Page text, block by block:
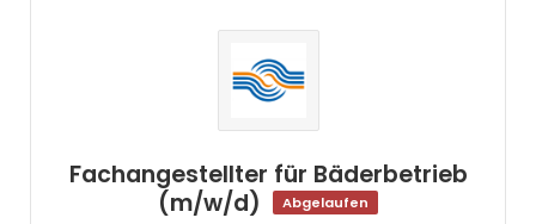
Fachangestellter für Bäderbetrieb
(m/w/d)
Abgelaufen